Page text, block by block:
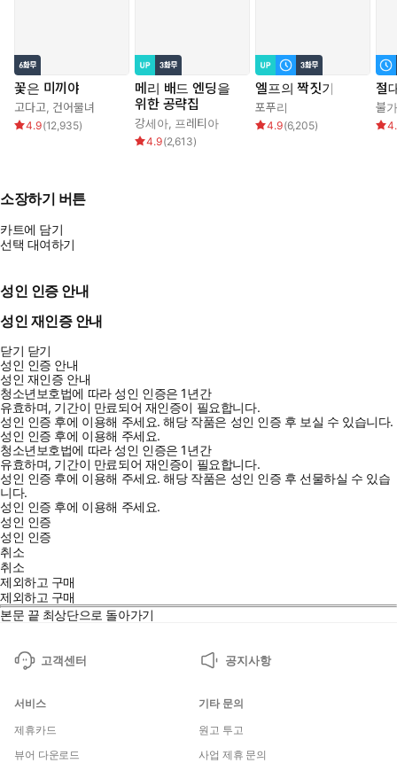
꽃은 미끼야
고다고, 건어물녀
4.9(12,935)
메리 배드 엔딩을
위한 공략집
강세아, 프레티아
4.9(2,613)
엘프의 짝짓기
포푸리
4.9(6,205)
절
불
소장하기 버튼
카트에 담기
선택 대여하기
성인 인증 안내
성인 재인증 안내
닫기 닫기
성인 인증 안내
성인 재인증 안내
청소년보호법에 따라 성인 인증은 1년간
유효하며, 기간이 만료되어 재인증이 필요합니다.
성인 인증 후에 이용해 주세요.해당 작품은 성인 인증 후 보실 수 있습니다.
성인 인증 후에 이용해 주세요.
청소년보호법에 따라 성인 인증은 1년간
유효하며, 기간이 만료되어 재인증이 필요합니다.
성인 인증 후에 이용해 주세요.해당 작품은 성인 인증 후 선물하실 수 있습
니다.
성인 인증 후에 이용해 주세요.
성인 인증
성인 인증
취소
취소
제외하고 구매
제외하고 구매
본문 끝 최상단으로 돌아가기
고객센터 공지사항
서비스
제휴카드
뷰어 다운로드
기타 문의
원고 투고
사업 제휴 문의